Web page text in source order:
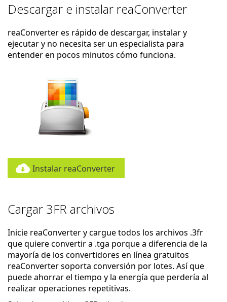
Descargar e instalar reaConverter
reaConverter es rápido de descargar, instalar y
ejecutar y no necesita ser un especialista para
entender en pocos minutos cómo funciona.
Instalar reaConverter
Cargar 3FR archivos
Inicie reaConverter y cargue todos los archivos .3fr
que quiere convertir a .tga porque a diferencia de la
mayoría de los convertidores en línea gratuitos
reaConverter soporta conversión por lotes. Así que
puede ahorrar el tiempo y la energía que perdería al
realizar operaciones repetitivas.